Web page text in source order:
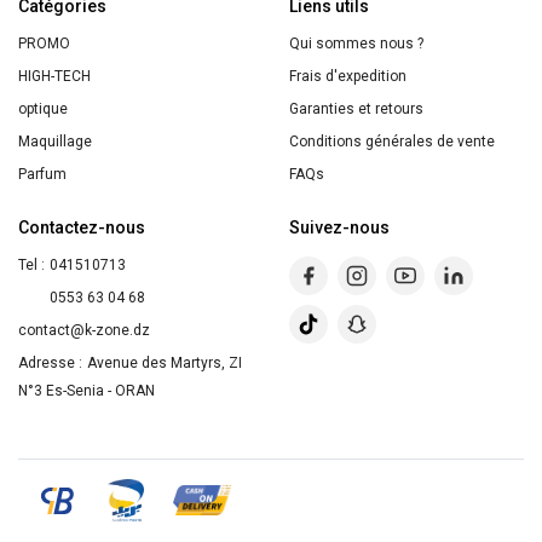
Expert
Fixation
300ml
Catégories
PROMO
HIGH-TECH
optique
Maquillage
Parfum
Liens utils
Qui sommes nous ?
Frais d'expedition
Garanties et retours
Conditions générales de vente
FAQs
Contactez-nous
Tel : 041510713
0553 63 04 68
contact@k-zone.dz
Adresse : Avenue des Martyrs, ZI
N°3 Es-Senia - ORAN
Suivez-nous